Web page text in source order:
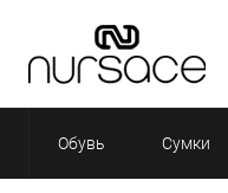
Обувь Сумки